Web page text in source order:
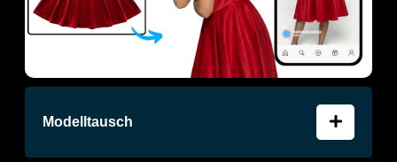
Modelltausch